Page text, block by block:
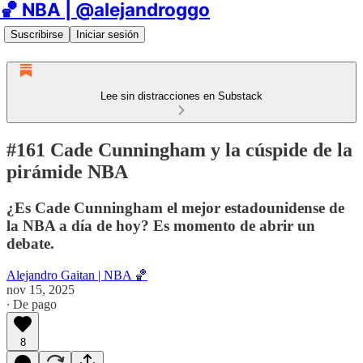
🏀 NBA | @alejandroggo
Suscribirse Iniciar sesión
Lee sin distracciones en Substack
#161 Cade Cunningham y la cúspide de la
pirámide NBA
¿Es Cade Cunningham el mejor estadounidense de
la NBA a día de hoy? Es momento de abrir un
debate.
Alejandro Gaitan | NBA 🏀
nov 15, 2025
∙ De pago
8